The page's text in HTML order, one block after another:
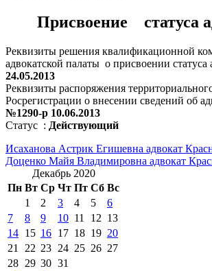
Присвоение статуса
Реквизиты решения квалификационной
адвокатской палаты о присвоении
24.05.2013
Реквизиты распоряжения
Росрегистрации о внесении сведений об
№1290-р 10.06.2013
Статус : Действующий
Навигация
по
записям
Исаханова Астрик Егишевна адвокат
Доценко Майя Владимировна адвокат
Декабрь 2020
Пн Вт Ср Чт Пт Сб Вс
1
2 3 4 5
6
7
8 9 10 11 12 13
14 15 16 17 18 19 20
21
22 23 24 25 26 27
28 29 30 31